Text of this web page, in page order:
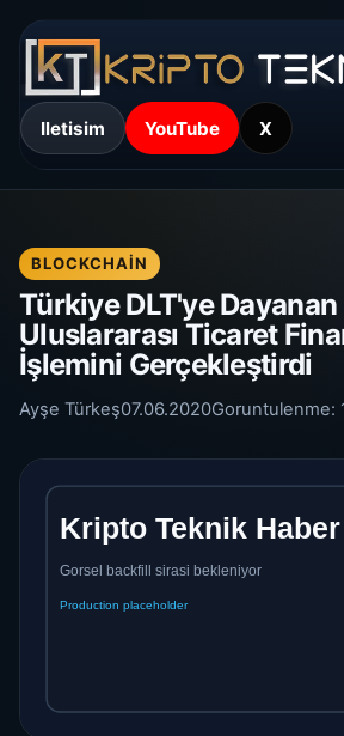
Iletisim YouTube X
BLOCKCHAIN
Türkiye DLT'ye Dayanan
Uluslararası Ticaret
İşlemini Gerçekleştirdi
Ayşe Türkeş07.06.2020Goruntulenme: